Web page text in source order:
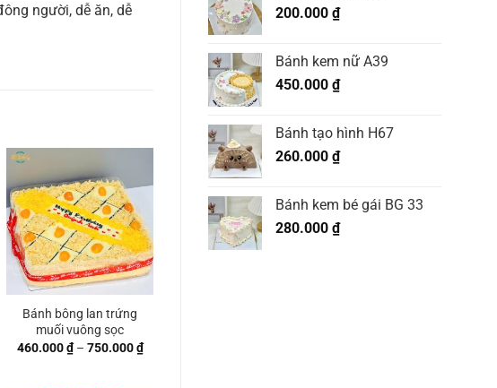
200.000 ₫
Bánh kem nữ A39
450.000 ₫
Bánh tạo hình H67
260.000 ₫
Bánh kem bé gái BG 33
280.000 ₫
người, dễ ăn, dễ
Bánh bông lan trứng
muối vuông sọc
460.000₫ – 750.000₫Khoảng
giá: